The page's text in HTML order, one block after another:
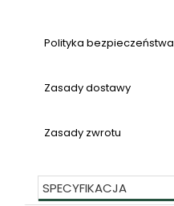
Polityka bezpieczeństwa
Zasady dostawy
Zasady zwrotu
SPECYFIKACJA